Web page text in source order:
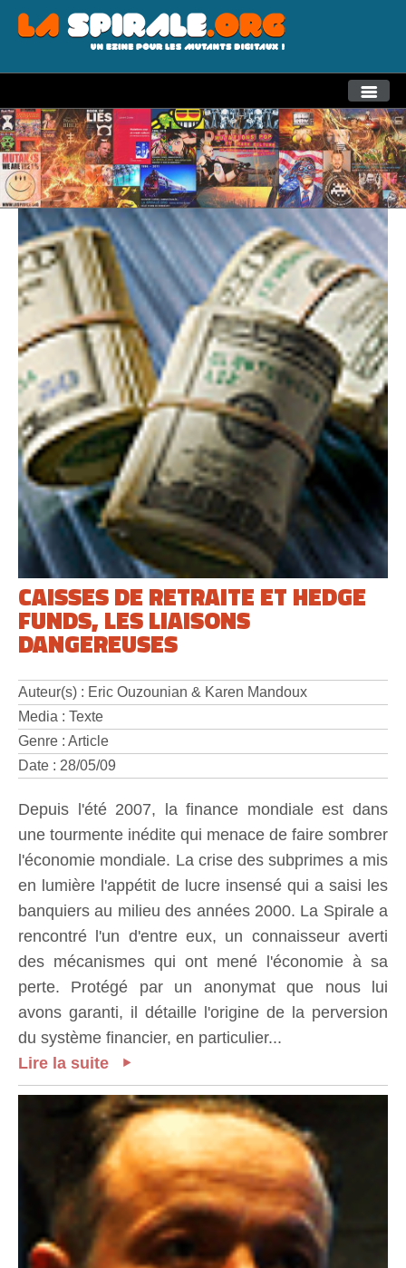
THEMES
RECHERCHE AVANCEE
LA SPIRALE
CAISSES DE RETRAITE ET HEDGE
FUNDS, LES LIAISONS
DANGEREUSES
Auteur(s) : Eric Ouzounian & Karen Mandoux
Media : Texte
Genre : Article
Date : 28/05/09
Depuis l'été 2007, la finance mondiale est dans
une tourmente inédite qui menace de faire sombrer
l'économie mondiale. La crise des subprimes a mis
en lumière l'appétit de lucre insensé qui a saisi les
banquiers au milieu des années 2000. La Spirale a
rencontré l'un d'entre eux, un connaisseur averti
des mécanismes qui ont mené l'économie à sa
perte. Protégé par un anonymat que nous lui
avons garanti, il détaille l'origine de la perversion
du système financier, en particulier...
Lire la suite